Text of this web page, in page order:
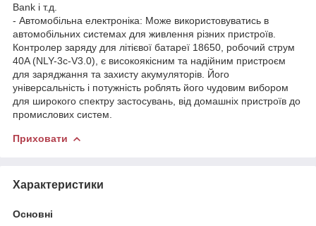
Bank і т.д.
- Автомобільна електроніка: Може використовуватись в
автомобільних системах для живлення різних пристроїв.
Контролер заряду для літієвої батареї 18650, робочий струм
40A (NLY-3c-V3.0), є високоякісним та надійним пристроєм
для заряджання та захисту акумуляторів. Його
універсальність і потужність роблять його чудовим вибором
для широкого спектру застосувань, від домашніх пристроїв до
промислових систем.
Приховати
Характеристики
Основні